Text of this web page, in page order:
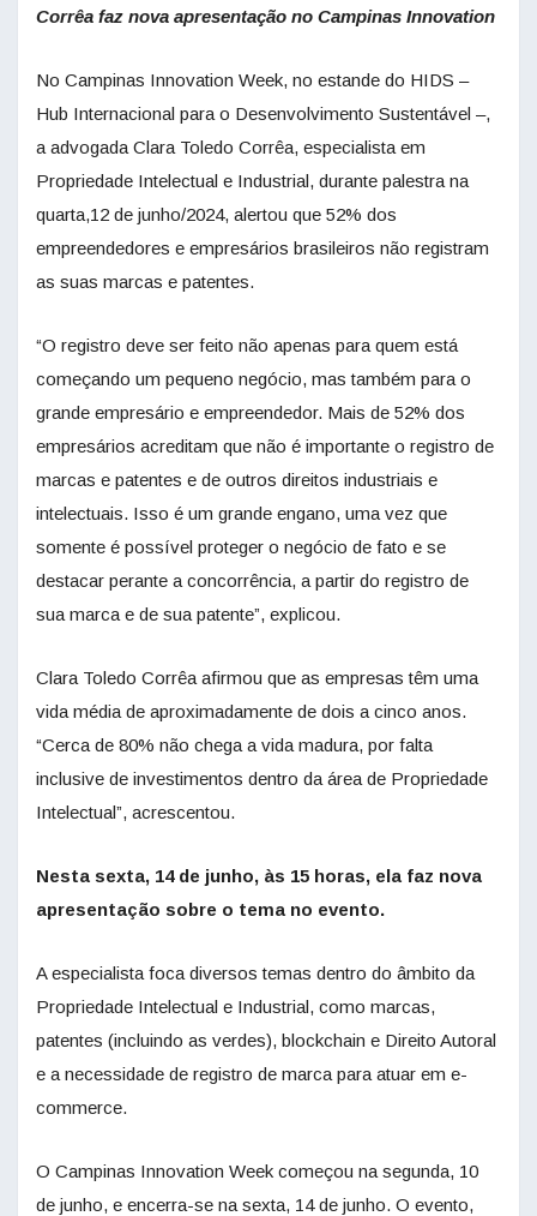
Corrêa faz nova apresentação no Campinas Innovation
No Campinas Innovation Week, no estande do HIDS –
Hub Internacional para o Desenvolvimento Sustentável –,
a advogada Clara Toledo Corrêa, especialista em
Propriedade Intelectual e Industrial, durante palestra na
quarta,12 de junho/2024, alertou que 52% dos
empreendedores e empresários brasileiros não registram
as suas marcas e patentes.
“O registro deve ser feito não apenas para quem está
começando um pequeno negócio, mas também para o
grande empresário e empreendedor. Mais de 52% dos
empresários acreditam que não é importante o registro de
marcas e patentes e de outros direitos industriais e
intelectuais. Isso é um grande engano, uma vez que
somente é possível proteger o negócio de fato e se
destacar perante a concorrência, a partir do registro de
sua marca e de sua patente”, explicou.
Clara Toledo Corrêa afirmou que as empresas têm uma
vida média de aproximadamente de dois a cinco anos.
“Cerca de 80% não chega a vida madura, por falta
inclusive de investimentos dentro da área de Propriedade
Intelectual”, acrescentou.
Nesta sexta, 14 de junho, às 15 horas, ela faz nova
apresentação sobre o tema no evento.
A especialista foca diversos temas dentro do âmbito da
Propriedade Intelectual e Industrial, como marcas,
patentes (incluindo as verdes), blockchain e Direito Autoral
e a necessidade de registro de marca para atuar em e-
commerce.
O Campinas Innovation Week começou na segunda, 10
de junho, e encerra-se na sexta, 14 de junho. O evento,